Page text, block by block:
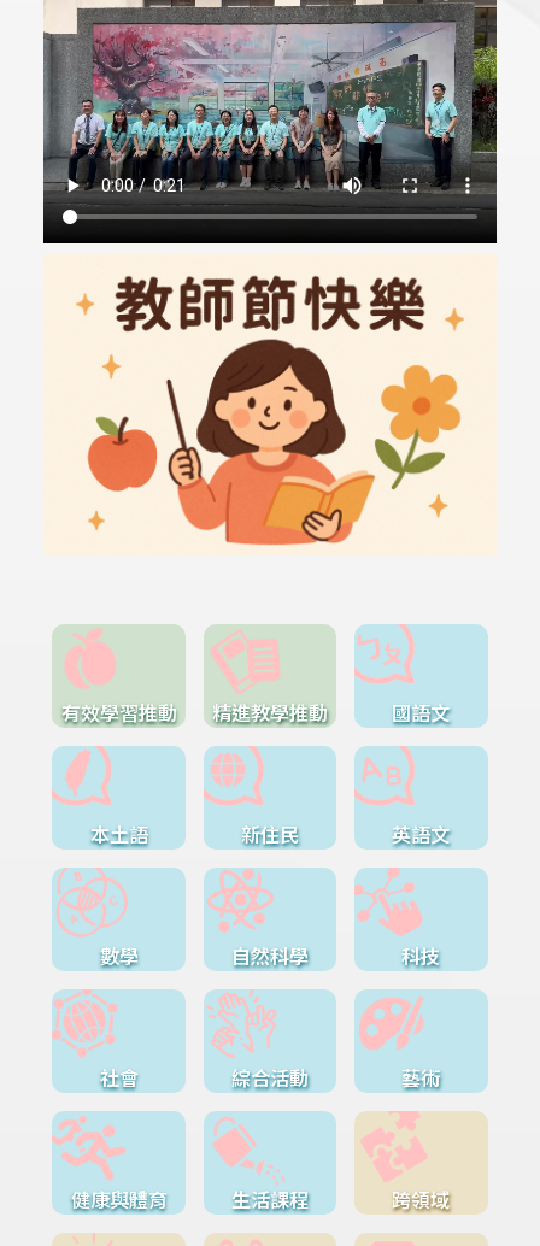
有效學習推動 精進教學推動 國語文
本土語 新住民 英語文
數學 自然科學 科技
社會 綜合活動 藝術
健康與體育 生活課程 跨領域